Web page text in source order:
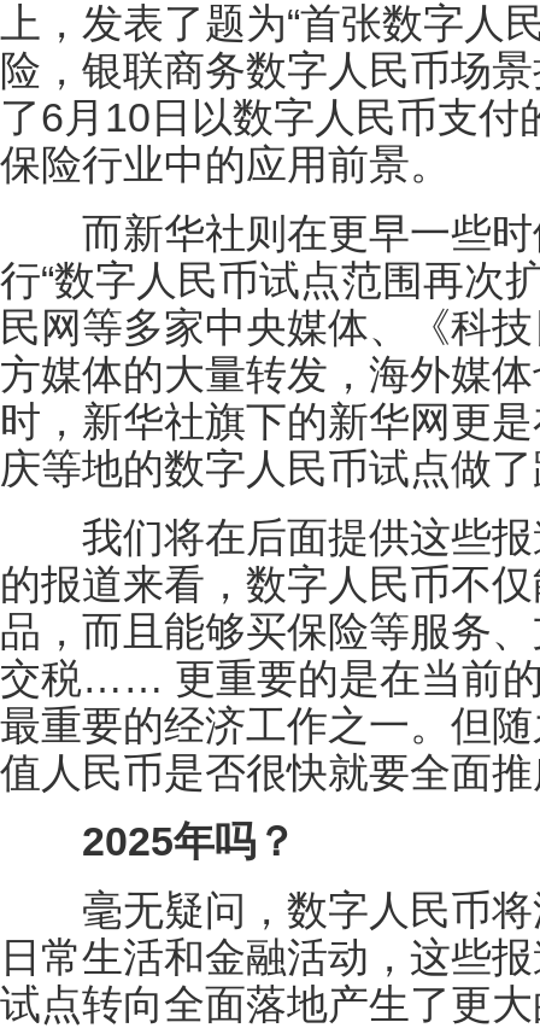
上，发表了题为“首张数字人
险，银联商务数字人民币场
了6月10日以数字人民币支
保险行业中的应用前景。
而新华社则在更早一些时
行“数字人民币试点范围再次
民网等多家中央媒体、《科
方媒体的大量转发，海外媒
时，新华社旗下的新华网更
庆等地的数字人民币试点做
我们将在后面提供这些报
的报道来看，数字人民币不
品，而且能够买保险等服务
交税…… 更重要的是在当前
最重要的经济工作之一。但
值人民币是否很快就要全面
2025年吗？
毫无疑问，数字人民币将
日常生活和金融活动，这些
试点转向全面落地产生了更